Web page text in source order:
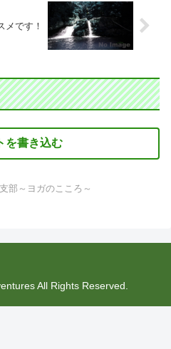
メです！
を書き込む
部～ヨガのこころ～
All Rights Reserved.